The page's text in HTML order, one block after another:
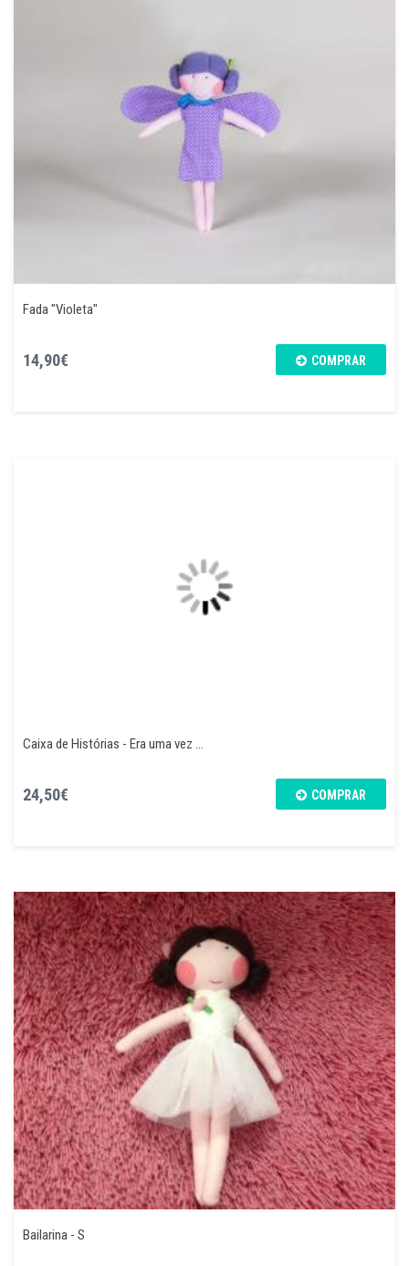
Fada "Violeta"
14,90€ COMPRAR
Caixa de Histórias - Era uma vez ...
24,50€ COMPRAR
Bailarina - S